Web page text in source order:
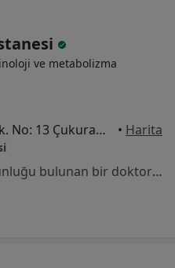
ve metabolizma
Kızılırmak Mah. 1450. Sok. No: 13 Çukurambar, Ankara • Harita
Bu kurumda online uygunluğu bulunan bir doktor veya uzman bulunamadı